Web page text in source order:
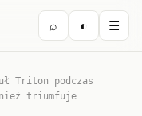
⌕ ◐ ☰
Triton podczas
triumfuje